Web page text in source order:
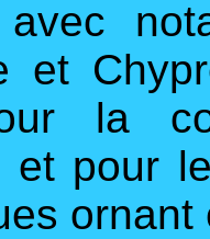
avec
et
la
et pour
ornant